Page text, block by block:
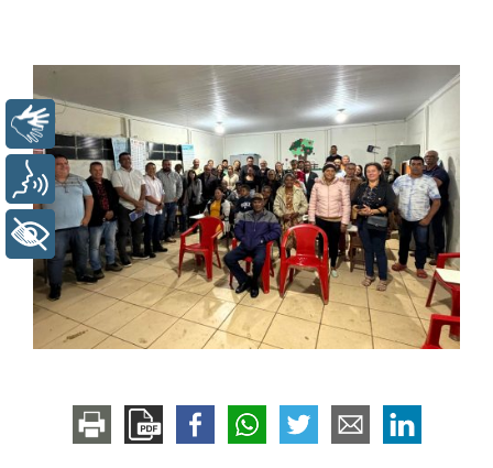
Libras
Voz
+ Acessibilidade